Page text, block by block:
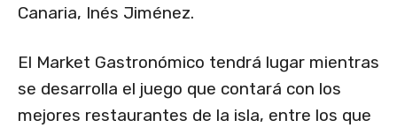
Canaria, Inés Jiménez.
El Market Gastronómico tendrá lugar mientras
se desarrolla el juego que contará con los
mejores restaurantes de la isla, entre los que